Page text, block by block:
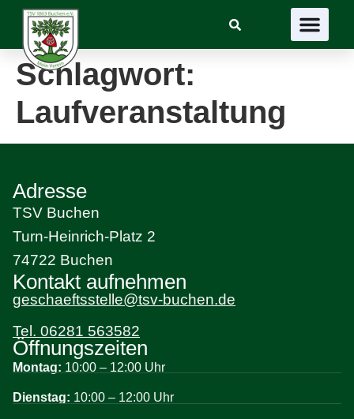
Suchen
Schlagwort:
Laufveranstaltung
Adresse
TSV Buchen
Turn-Heinrich-Platz 2
74722 Buchen
Kontakt aufnehmen
geschaeftsstelle@tsv-buchen.de
Tel. 06281 563582
Öffnungszeiten
Montag: 10:00 – 12:00 Uhr
Dienstag: 10:00 – 12:00 Uhr